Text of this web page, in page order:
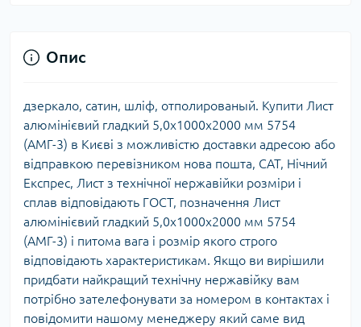
Опис
дзеркало, сатин, шліф, отполированый. Купити Лист
алюмінієвий гладкий 5,0х1000х2000 мм 5754
(АМГ-3) в Києві з можливістю доставки адресою або
відправкою перевізником нова пошта, САТ, Нічний
Експрес, Лист з технічної нержавійки розміри і
сплав відповідають ГОСТ, позначення Лист
алюмінієвий гладкий 5,0х1000х2000 мм 5754
(АМГ-3) і питома вага і розмір якого строго
відповідають характеристикам. Якщо ви вирішили
придбати найкращий технічну нержавійку вам
потрібно зателефонувати за номером в контактах і
повідомити нашому менеджеру який саме вид